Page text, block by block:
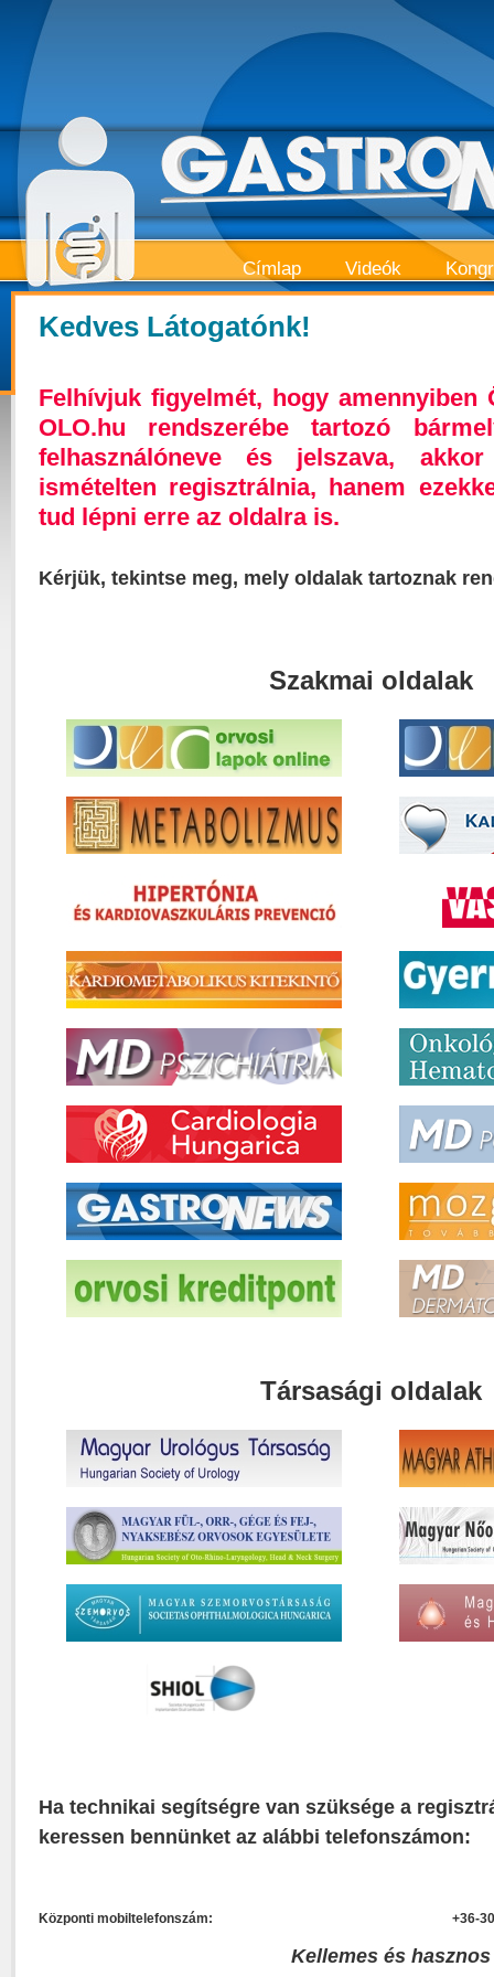
Címlap Videók
Kedves Látogatónk!
Felhívjuk figyelmét, hogy amennyiben
OLO.hu rendszerébe tartozó
felhasználóneve és jelszava,
ismételten regisztrálnia, hanem
tud lépni erre az oldalra is.
Kérjük, tekintse meg, mely oldalak tartoznak
Szakmai oldalak
Társasági oldalak
Ha technikai segítségre van szüksége a
keressen bennünket az alábbi telefonszámon:
Központi mobiltelefonszám: +36-
Kellemes és